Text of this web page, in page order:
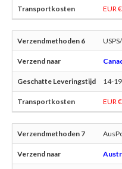
EUR
14-
EUR